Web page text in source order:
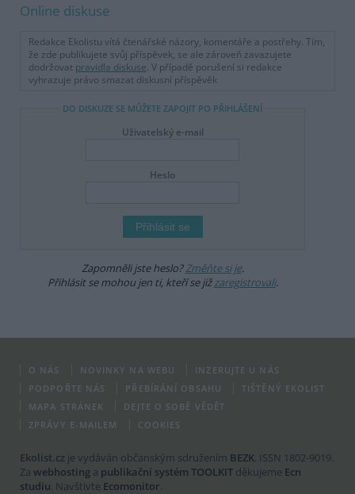
Online diskuse
Redakce Ekolistu vítá čtenářské názory, komentáře a postřehy. Tím,
že zde publikujete svůj příspěvek, se ale zároveň zavazujete
dodržovat pravidla diskuse. V případě porušení si redakce
vyhrazuje právo smazat diskusní příspěvěk
DO DISKUZE SE MŮŽETE ZAPOJIT PO PŘIHLÁŠENÍ
Uživatelský e-mail
Heslo
Zapomněli jste heslo?Změňte si je.
Přihlásit se mohou jen ti, kteří se jižzaregistrovali.
O NÁS NOVINKY NA WEBU
INZERUJTE U NÁS
PODPOŘTE NÁS
PŘEBÍRÁNÍ OBSAHU
TIŠTĚNÝ EKOLIST
MAPA STRÁNEK
DEJTE O SOBĚ VĚDĚT
ZPRÁVY E-MAILEM
COOKIES
Ekolist.cz je vydáván občanským sdružením BEZK. ISSN 1802-9019.
Za webhosting a publikační systém TOOLKIT děkujeme Ecn
studiu. Navštivte Ecomonitor.